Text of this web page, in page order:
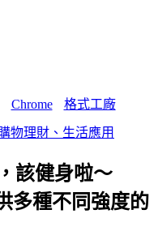
Chrome 格式工廠
物理財、生活應用
該健身啦～
多種不同強度的